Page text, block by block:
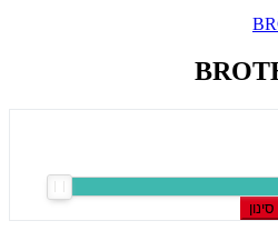
סינון